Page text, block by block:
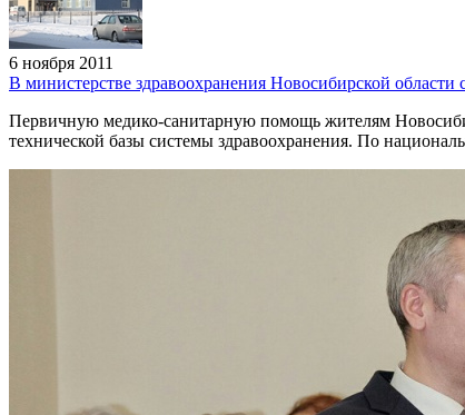
6 ноября 2011
В министерстве здравоохранения Новосибирской
Первичную медико-санитарную помощь жителям
технической базы системы здравоохранения. По